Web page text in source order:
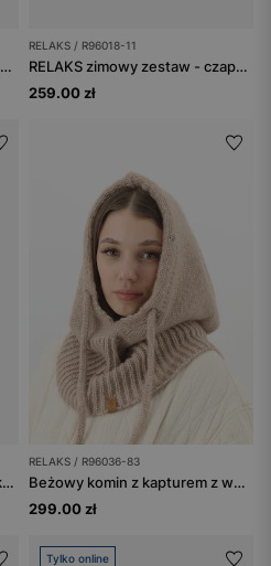
Zestaw zimowy RELAKS czapka + szalik z połączenia wełny jagnięcej i bawełny
RELAKS / R96018-11
RELAKS zimowy zestaw - czapka + komin + rękawiczki w kolorze czarnym
259.00 zł
Beżowy zestaw RELAKS czapka i szalik
RELAKS / R96036-83
Beżowy komin z kapturem z wełną merino RELAKS
299.00 zł
Tylko online